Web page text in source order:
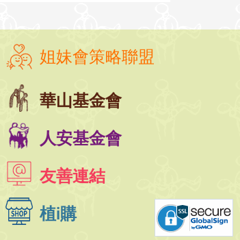
姐妹會策略聯盟
華山基金會
人安基金會
友善連結
植i購